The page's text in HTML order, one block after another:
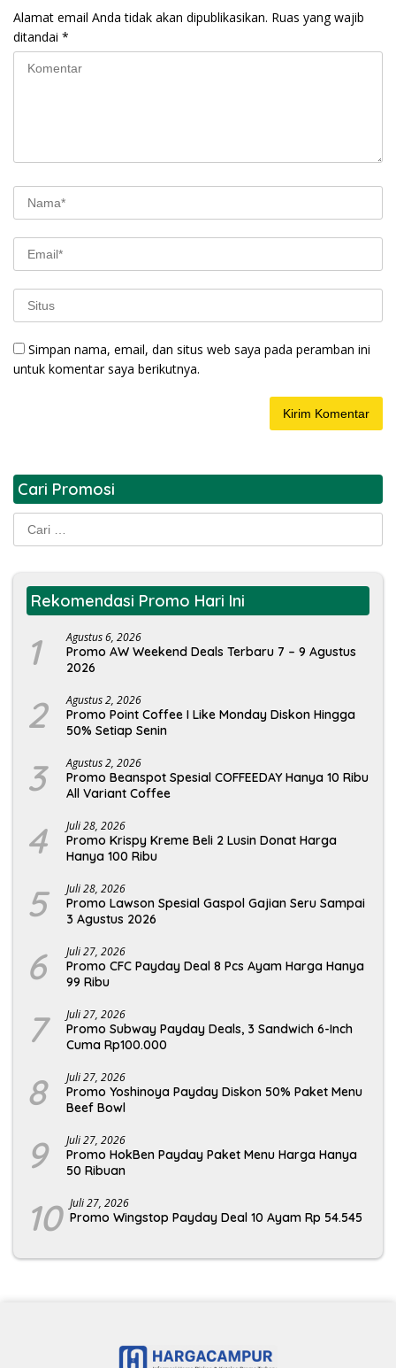
Alamat email Anda tidak akan dipublikasikan. Ruas yang wajib
ditandai *
Simpan nama, email, dan situs web saya pada peramban ini
untuk komentar saya berikutnya.
Cari Promosi
Rekomendasi Promo Hari Ini
1 Agustus 6, 2026
Promo AW Weekend Deals Terbaru 7 – 9 Agustus
2026
2 Agustus 2, 2026
Promo Point Coffee I Like Monday Diskon Hingga
50% Setiap Senin
3 Agustus 2, 2026
Promo Beanspot Spesial COFFEEDAY Hanya 10 Ribu
All Variant Coffee
4 Juli 28, 2026
Promo Krispy Kreme Beli 2 Lusin Donat Harga
Hanya 100 Ribu
5 Juli 28, 2026
Promo Lawson Spesial Gaspol Gajian Seru Sampai
3 Agustus 2026
6 Juli 27, 2026
Promo CFC Payday Deal 8 Pcs Ayam Harga Hanya
99 Ribu
7 Juli 27, 2026
Promo Subway Payday Deals, 3 Sandwich 6-Inch
Cuma Rp100.000
8 Juli 27, 2026
Promo Yoshinoya Payday Diskon 50% Paket Menu
Beef Bowl
9 Juli 27, 2026
Promo HokBen Payday Paket Menu Harga Hanya
50 Ribuan
10 Juli 27, 2026
Promo Wingstop Payday Deal 10 Ayam Rp 54.545